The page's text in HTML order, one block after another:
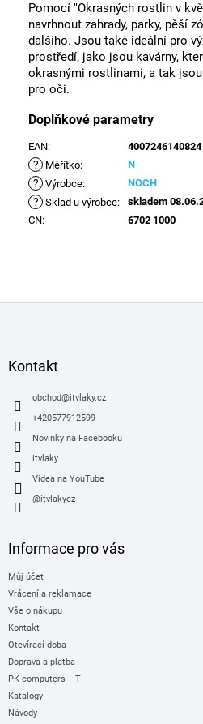
Pomocí "Okrasných rostlin v
navrhnout zahrady, parky, pěší
dalšího. Jsou také ideální pro
prostředí, jako jsou kavárny,
okrasnými rostlinami, a tak
pro oči.
Doplňkové parametry
EAN: 4007246140824
? Měřítko: N
? Výrobce: NOCH
? Sklad u výrobce:
skladem
CN: 6702 1000
Kontakt
obchod@itvlaky.cz
+420577912599
Novinky na Facebooku
itvlaky
Videa na YouTube
@itvlakycz
Informace pro vás
Můj účet
Vrácení a reklamace
Vše o nákupu
Kontakt
Otevírací doba
Doprava a platba
PK computers - IT
Katalogy
Návody